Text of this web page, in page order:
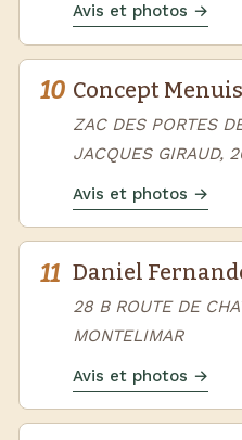
Avis et photos →
10 Concept
ZAC DES PORTES
JACQUES GIRAUD,
Avis et photos →
11 Daniel
28 B ROUTE DE
MONTELIMAR
Avis et photos →